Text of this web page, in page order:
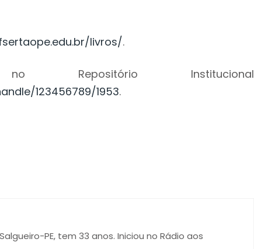
livros/.
Institucional
123456789/1953.
PE, tem 33 anos. Iniciou no Rádio aos